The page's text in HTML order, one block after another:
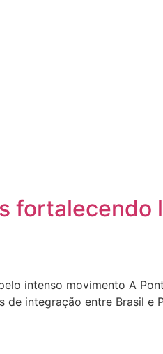
fortalecendo
intenso movimento A
integração entre Brasil e